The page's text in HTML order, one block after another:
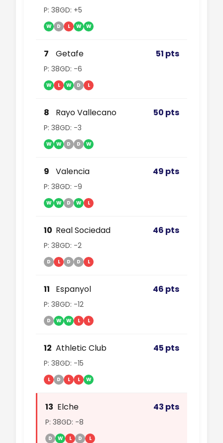
P: 38GD: +5
W D L W W
7 Getafe 51 pts
P: 38GD: -6
W L W D L
8 Rayo Vallecano 50 pts
P: 38GD: -3
W W D D W
9 Valencia 49 pts
P: 38GD: -9
W W D W L
10 Real Sociedad 46 pts
P: 38GD: -2
D L D D L
11 Espanyol 46 pts
P: 38GD: -12
D W W L L
12 Athletic Club 45 pts
P: 38GD: -15
L D L L W
13 Elche 43 pts
P: 38GD: -8
D W L D L